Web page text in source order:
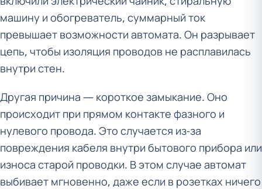
машину и обогреватель, суммарный ток
превышает возможности автомата. Он разрывает
цепь, чтобы изоляция проводов не расплавилась
внутри стен.
Другая причина — короткое замыкание. Оно
происходит при прямом контакте фазного и
нулевого провода. Это случается из-за
повреждения кабеля внутри бытового прибора или
износа старой проводки. В этом случае автомат
выбивает мгновенно, даже если в розетках ничего